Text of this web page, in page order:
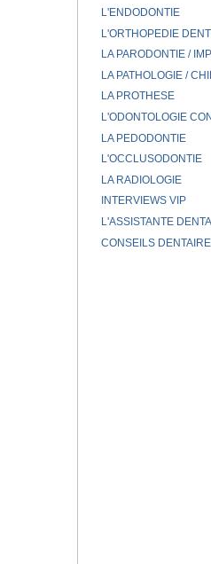
L'ENDODONTIE
L'ORTHOPEDIE
LA PARODONTIE /
LA PATHOLOGIE /
LA PROTHESE
L'ODONTOLOGIE
LA PEDODONTIE
L'OCCLUSODONTIE
LA RADIOLOGIE
INTERVIEWS VIP
L'ASSISTANTE
CONSEILS